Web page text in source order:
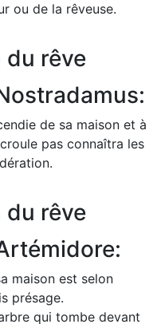
ou de la rêveuse.
rêve
de sa maison et à
pas connaîtra les
rêve
maison est selon
présage.
qui tombe devant